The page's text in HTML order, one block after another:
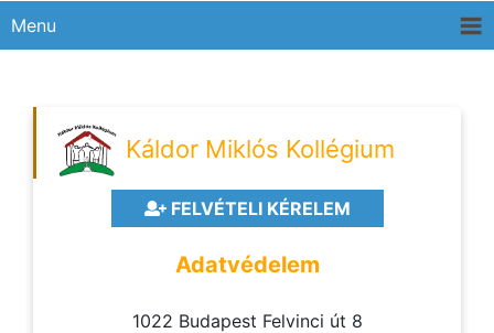
Menu
Káldor Miklós Kollégium
FELVÉTELI KÉRELEM
Adatvédelem
1022 Budapest Felvinci út 8